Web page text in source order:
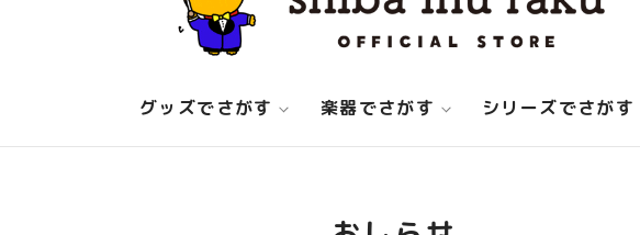
グッズでさがす 楽器でさがす シリーズでさがす